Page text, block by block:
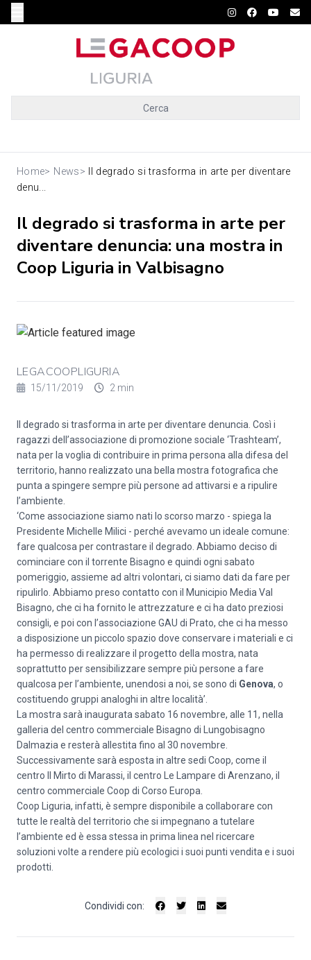
Cerca
Home> News>
Il degrado si trasforma in arte per diventare
denu...
Il degrado si trasforma in arte per
diventare denuncia: una mostra in
Coop Liguria in Valbisagno
LEGACOOPLIGURIA
15/11/2019 2 min
Il degrado si trasforma in arte per diventare denuncia. Così i
ragazzi dell’associazione di promozione sociale ‘Trashteam’,
nata per la voglia di contribuire in prima persona alla difesa del
territorio, hanno realizzato una bella mostra fotografica che
punta a spingere sempre più persone ad attivarsi e a ripulire
l’ambiente.
‘Come associazione siamo nati lo scorso marzo - spiega la
Presidente Michelle Milici - perché avevamo un ideale comune:
fare qualcosa per contrastare il degrado. Abbiamo deciso di
cominciare con il torrente Bisagno e quindi ogni sabato
pomeriggio, assieme ad altri volontari, ci siamo dati da fare per
ripulirlo. Abbiamo preso contatto con il Municipio Media Val
Bisagno, che ci ha fornito le attrezzature e ci ha dato preziosi
consigli, e poi con l’associazione GAU di Prato, che ci ha messo
a disposizione un piccolo spazio dove conservare i materiali e ci
ha permesso di realizzare il progetto della mostra, nata
soprattutto per sensibilizzare sempre più persone a fare
qualcosa per l’ambiente, unendosi a noi, se sono di Genova, o
costituendo gruppi analoghi in altre località’.
La mostra sarà inaugurata sabato 16 novembre, alle 11, nella
galleria del centro commerciale Bisagno di Lungobisagno
Dalmazia e resterà allestita fino al 30 novembre.
Successivamente sarà esposta in altre sedi Coop, come il
centro Il Mirto di Marassi, il centro Le Lampare di Arenzano, il
centro commerciale Coop di Corso Europa.
Coop Liguria, infatti, è sempre disponibile a collaborare con
tutte le realtà del territorio che si impegnano a tutelare
l’ambiente ed è essa stessa in prima linea nel ricercare
soluzioni volte a rendere più ecologici i suoi punti vendita e i suoi
prodotti.
Condividi con: